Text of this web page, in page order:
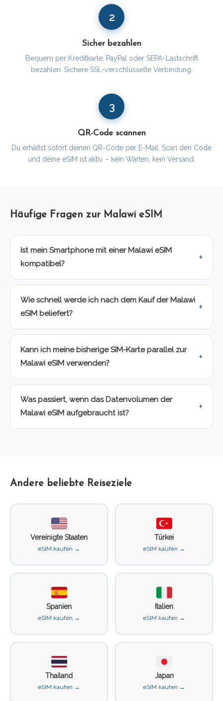
2
Sicher bezahlen
Bequem per Kreditkarte, PayPal oder SEPA-Lastschrift
bezahlen. Sichere SSL-verschlüsselte Verbindung.
3
QR-Code scannen
Du erhältst sofort deinen QR-Code per E-Mail. Scan den Code
und deine eSIM ist aktiv – kein Warten, kein Versand.
Häufige Fragen zur Malawi eSIM
Ist mein Smartphone mit einer Malawi eSIM
kompatibel?
Wie schnell werde ich nach dem Kauf der Malawi
eSIM beliefert?
Kann ich meine bisherige SIM-Karte parallel zur
Malawi eSIM verwenden?
Was passiert, wenn das Datenvolumen der
Malawi eSIM aufgebraucht ist?
Andere beliebte Reiseziele
Vereinigte Staaten
eSIM kaufen →
Türkei
eSIM kaufen →
Spanien
eSIM kaufen →
Italien
eSIM kaufen →
Thailand
eSIM kaufen →
Japan
eSIM kaufen →